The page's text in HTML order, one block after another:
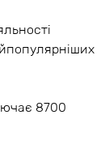
8700